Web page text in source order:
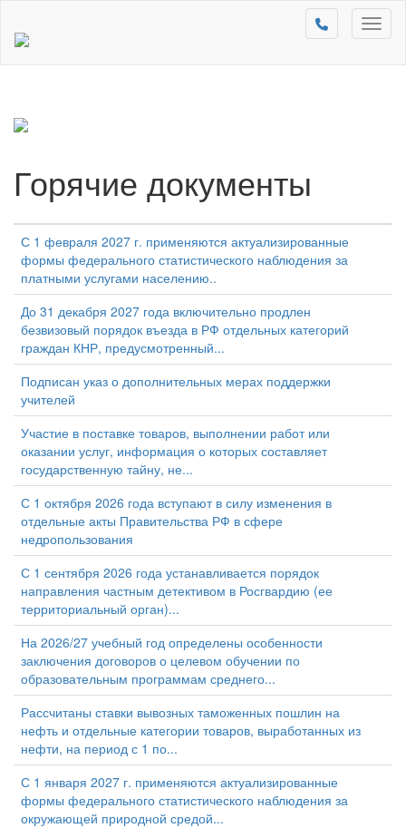
Горячие документы
С 1 февраля 2027 г. применяются актуализированные
формы федерального статистического наблюдения за
платными услугами населению..
До 31 декабря 2027 года включительно продлен
безвизовый порядок въезда в РФ отдельных категорий
граждан КНР, предусмотренный...
Подписан указ о дополнительных мерах поддержки
учителей
Участие в поставке товаров, выполнении работ или
оказании услуг, информация о которых составляет
государственную тайну, не...
С 1 октября 2026 года вступают в силу изменения в
отдельные акты Правительства РФ в сфере
недропользования
С 1 сентября 2026 года устанавливается порядок
направления частным детективом в Росгвардию (ее
территориальный орган)...
На 2026/27 учебный год определены особенности
заключения договоров о целевом обучении по
образовательным программам среднего...
Рассчитаны ставки вывозных таможенных пошлин на
нефть и отдельные категории товаров, выработанных из
нефти, на период с 1 по...
С 1 января 2027 г. применяются актуализированные
формы федерального статистического наблюдения за
окружающей природной средой...